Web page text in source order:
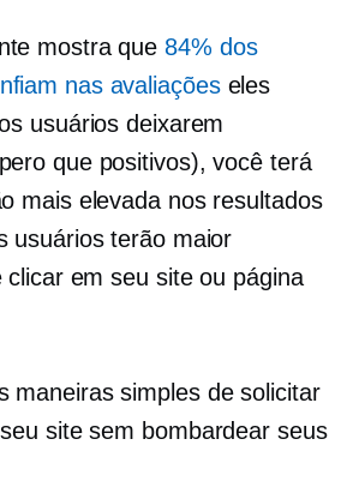
mostra que 84% dos
nas avaliaçõeseles
usuários deixarem
que positivos), você terá
mais elevada nos resultados
usuários terão maior
clicar em seu site ou página
maneiras simples de solicitar
site sem bombardear seus